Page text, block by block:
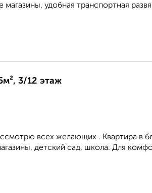
удобная транспортная
3/12 этаж
всех желающих . Квартира в
детский сад, школа. Для